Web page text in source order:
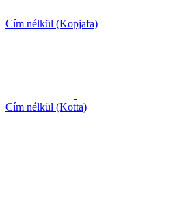
Cím nélkül (Kopjafa)
Cím nélkül (Kotta)